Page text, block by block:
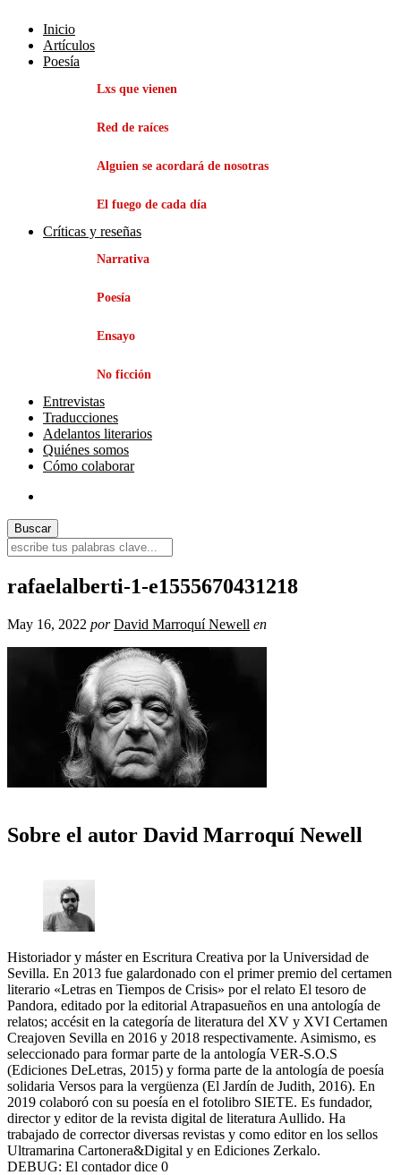
Inicio
Artículos
Poesía
Lxs que vienen
Red de raíces
Alguien se acordará de nosotras
El fuego de cada día
Críticas y reseñas
Narrativa
Poesía
Ensayo
No ficción
Entrevistas
Traducciones
Adelantos literarios
Quiénes somos
Cómo colaborar
rafaelalberti-1-e1555670431218
May 16, 2022 por David Marroquí Newell en
Sobre el autor David Marroquí Newell
Historiador y máster en Escritura Creativa por la Universidad de
Sevilla. En 2013 fue galardonado con el primer premio del certamen
literario «Letras en Tiempos de Crisis» por el relato El tesoro de
Pandora, editado por la editorial Atrapasueños en una antología de
relatos; accésit en la categoría de literatura del XV y XVI Certamen
Creajoven Sevilla en 2016 y 2018 respectivamente. Asimismo, es
seleccionado para formar parte de la antología VER-S.O.S
(Ediciones DeLetras, 2015) y forma parte de la antología de poesía
solidaria Versos para la vergüenza (El Jardín de Judith, 2016). En
2019 colaboró con su poesía en el fotolibro SIETE. Es fundador,
director y editor de la revista digital de literatura Aullido. Ha
trabajado de corrector diversas revistas y como editor en los sellos
Ultramarina Cartonera&Digital y en Ediciones Zerkalo.
DEBUG: El contador dice 0